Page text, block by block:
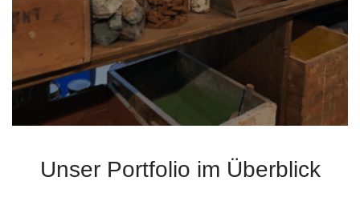
Unser Portfolio im Überblick